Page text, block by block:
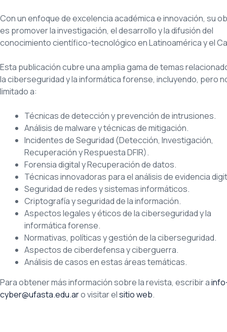
Con un enfoque de excelencia académica e innovación, su
es promover la investigación, el desarrollo y la difusión del
conocimiento científico-tecnológico en Latinoamérica y el
Esta publicación cubre una amplia gama de temas
la ciberseguridad y la informática forense, incluyendo, pero
limitado a:
Técnicas de detección y prevención de intrusiones.
Análisis de malware y técnicas de mitigación.
Incidentes de Seguridad (Detección, Investigación,
Recuperación y Respuesta DFIR).
Forensia digital y Recuperación de datos.
Técnicas innovadoras para el análisis de evidencia
Seguridad de redes y sistemas informáticos.
Criptografía y seguridad de la información.
Aspectos legales y éticos de la ciberseguridad y la
informática forense.
Normativas, políticas y gestión de la ciberseguridad.
Aspectos de ciberdefensa y ciberguerra.
Análisis de casos en estas áreas temáticas.
Para obtener más información sobre la revista, escribir a
cyber@ufasta.edu.aro visitar elsitio web.